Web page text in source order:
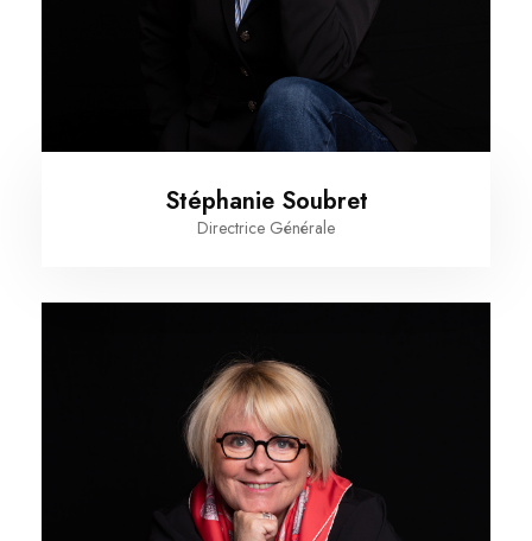
Stéphanie Soubret
Directrice Générale